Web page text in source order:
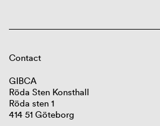
Contact
GIBCA
Röda Sten Konsthall
Röda sten 1
414 51 Göteborg